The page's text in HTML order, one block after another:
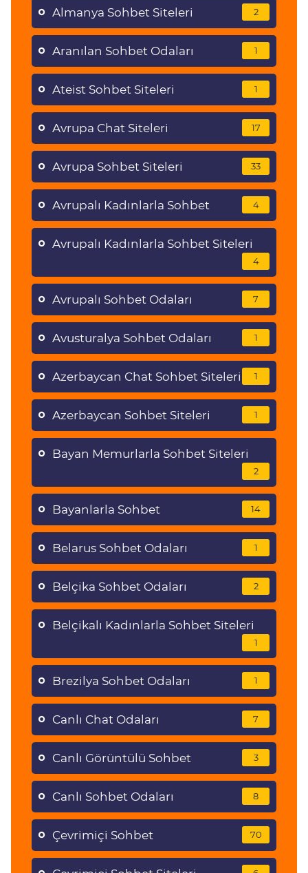
Almanya Sohbet Siteleri 2
Aranılan Sohbet Odaları 1
Ateist Sohbet Siteleri 1
Avrupa Chat Siteleri 17
Avrupa Sohbet Siteleri 33
Avrupalı Kadınlarla Sohbet 4
Avrupalı Kadınlarla Sohbet Siteleri
4
Avrupalı Sohbet Odaları 7
Avusturalya Sohbet Odaları 1
Azerbaycan Chat Sohbet Siteleri 1
Azerbaycan Sohbet Siteleri 1
Bayan Memurlarla Sohbet Siteleri
2
Bayanlarla Sohbet 14
Belarus Sohbet Odaları 1
Belçika Sohbet Odaları 2
Belçikalı Kadınlarla Sohbet Siteleri
1
Brezilya Sohbet Odaları 1
Canlı Chat Odaları 7
Canlı Görüntülü Sohbet 3
Canlı Sohbet Odaları 8
Çevrimiçi Sohbet 70